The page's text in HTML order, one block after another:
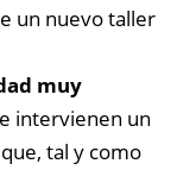
un nuevo taller
muy
intervienen un
tal y como